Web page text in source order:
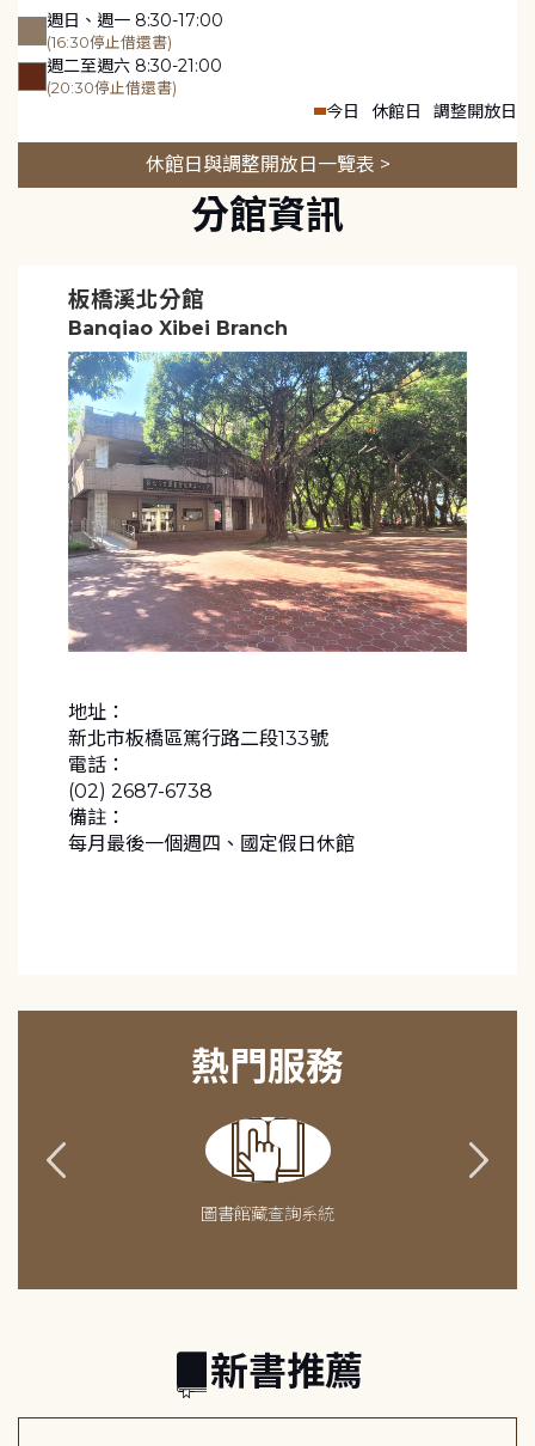
週日、週一 8:30-17:00
(16:30停止借還書)
週二至週六 8:30-21:00
(20:30停止借還書)
今日 休館日 調整開放日
休館日與調整開放日一覽表 >
分館資訊
板橋溪北分館
Banqiao Xibei Branch
地址：
新北市板橋區篤行路二段133號
電話：
(02) 2687-6738
備註：
每月最後一個週四、國定假日休館
熱門服務
圖書館藏查詢系統
新書推薦